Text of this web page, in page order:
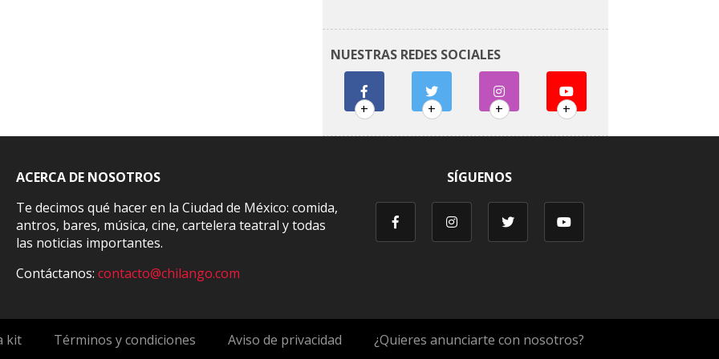
NUESTRAS REDES SOCIALES
+ + + +
ACERCA DE NOSOTROS
Te decimos qué hacer en la Ciudad de México: comida,
antros, bares, música, cine, cartelera teatral y todas
las noticias importantes.
Contáctanos:contacto@chilango.com
SÍGUENOS
kit Términos y condiciones Aviso de privacidad ¿Quieres anunciarte con nosotros?